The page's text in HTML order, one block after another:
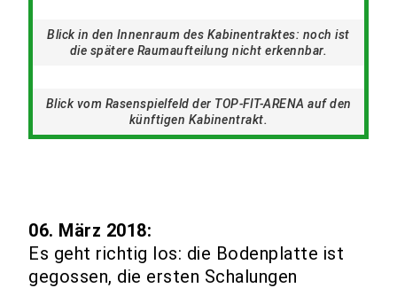
Blick in den Innenraum des Kabinentraktes: noch ist
die spätere Raumaufteilung nicht erkennbar.
Blick vom Rasenspielfeld der TOP-FIT-ARENA auf den
künftigen Kabinentrakt.
06. März 2018:
Es geht richtig los: die Bodenplatte ist
gegossen, die ersten Schalungen